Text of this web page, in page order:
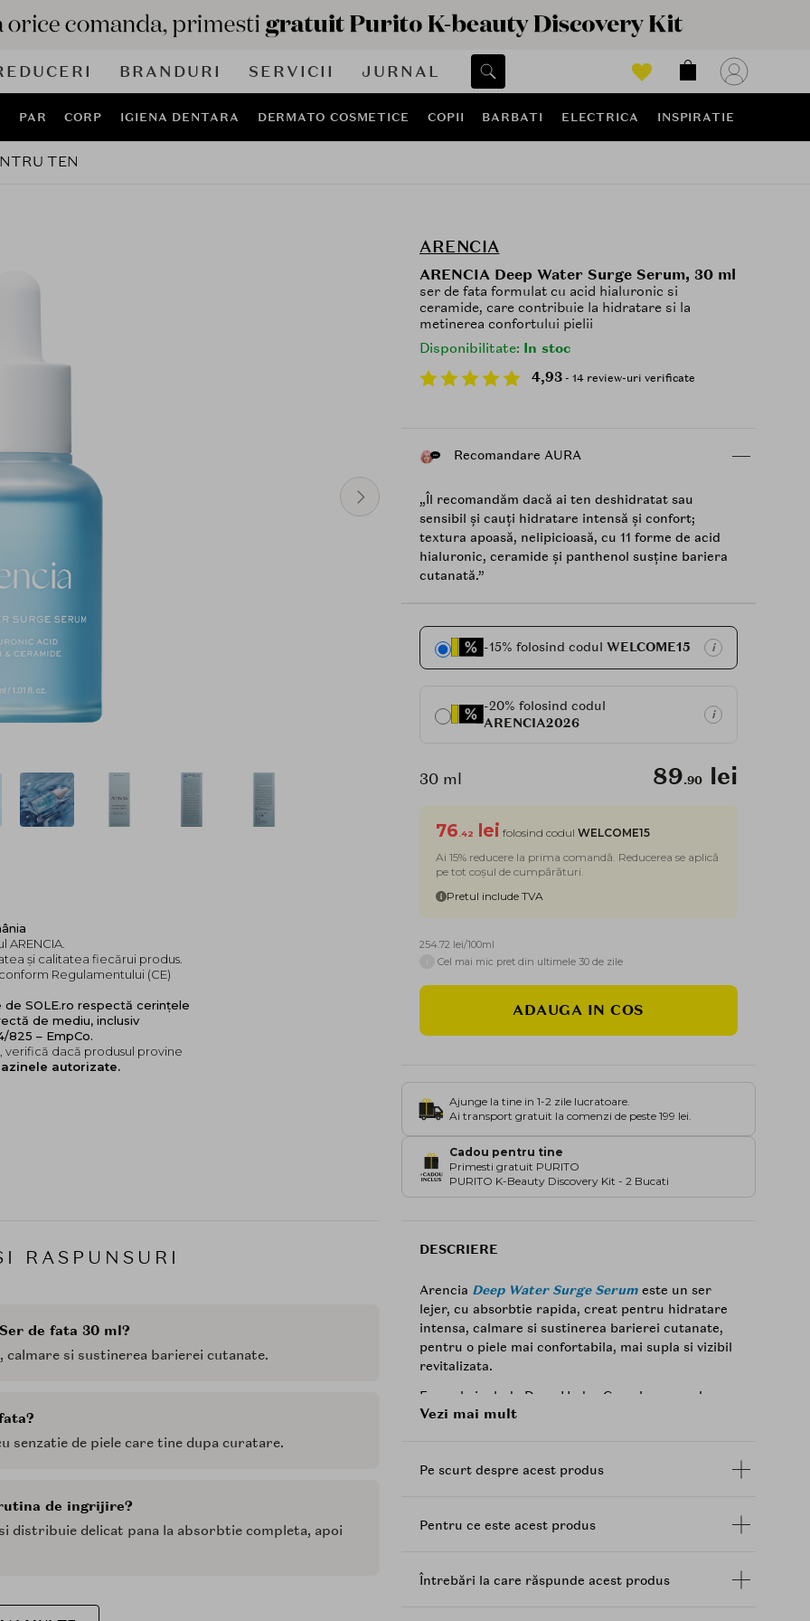
BRANDURI SERVICII JURNAL
PAR CORP IGIENA DENTARA DERMATO COSMETICE COPII BARBATI ELECTRICA INSPIRATIE
TEN
și calitatea fiecărui produs.
Regulamentului (CE)
SOLE.ro respectă cerințele
de mediu, inclusiv
825 – EmpCo.
dacă produsul provine
autorizate.
ARENCIA
ARENCIA Deep Water Surge Serum, 30 ml
ser de fata formulat cu acid hialuronic si
ceramide, care contribuie la hidratare si la
metinerea confortului pielii
Disponibilitate: In stoc
4,93 - 14 review-uri verificate
Recomandare AURA
„Îl recomandăm dacă ai ten deshidratat sau
sensibil și cauți hidratare intensă și confort;
textura apoasă, nelipicioasă, cu 11 forme de acid
hialuronic, ceramide și panthenol susține bariera
cutanată.”
-15% folosind codul WELCOME15 i
-20% folosind codul
ARENCIA2026
i
30 ml 89.90lei
76 .42 lei folosind codul WELCOME15
Ai 15% reducere la prima comandă. Reducerea se aplică
pe tot coșul de cumpărături.
Pretul include TVA
254.72 lei/100ml
Cel mai mic pret din ultimele 30 de zile
ADAUGA IN COS
Ajunge la tine in 1-2 zile lucratoare.
Ai transport gratuit la comenzi de peste 199 lei.
Cadou pentru tine
Primesti gratuit PURITO
PURITO K-Beauty Discovery Kit - 2 Bucati
RASPUNSURI
de fata 30 ml?
si sustinerea barierei cutanate.
de piele care tine dupa curatare.
de ingrijire?
distribuie delicat pana la absorbtie completa, apoi
DESCRIERE
Arencia Deep Water Surge Serum este un ser
lejer, cu absorbtie rapida, creat pentru hidratare
intensa, calmare si sustinerea barierei cutanate,
pentru o piele mai confortabila, mai supla si vizibil
revitalizata.
Formula include Deep Hydra Complex, complex ce
reuneste 11 forme de
aplicare.
format dinCeramide si Panthenol, care ajuta la
vegetala contribuie la calmarea pielii, mentinerea
Vezi mai mult
Pe scurt despre acest produs
Pentru ce este acest produs
Întrebări la care răspunde acest produs